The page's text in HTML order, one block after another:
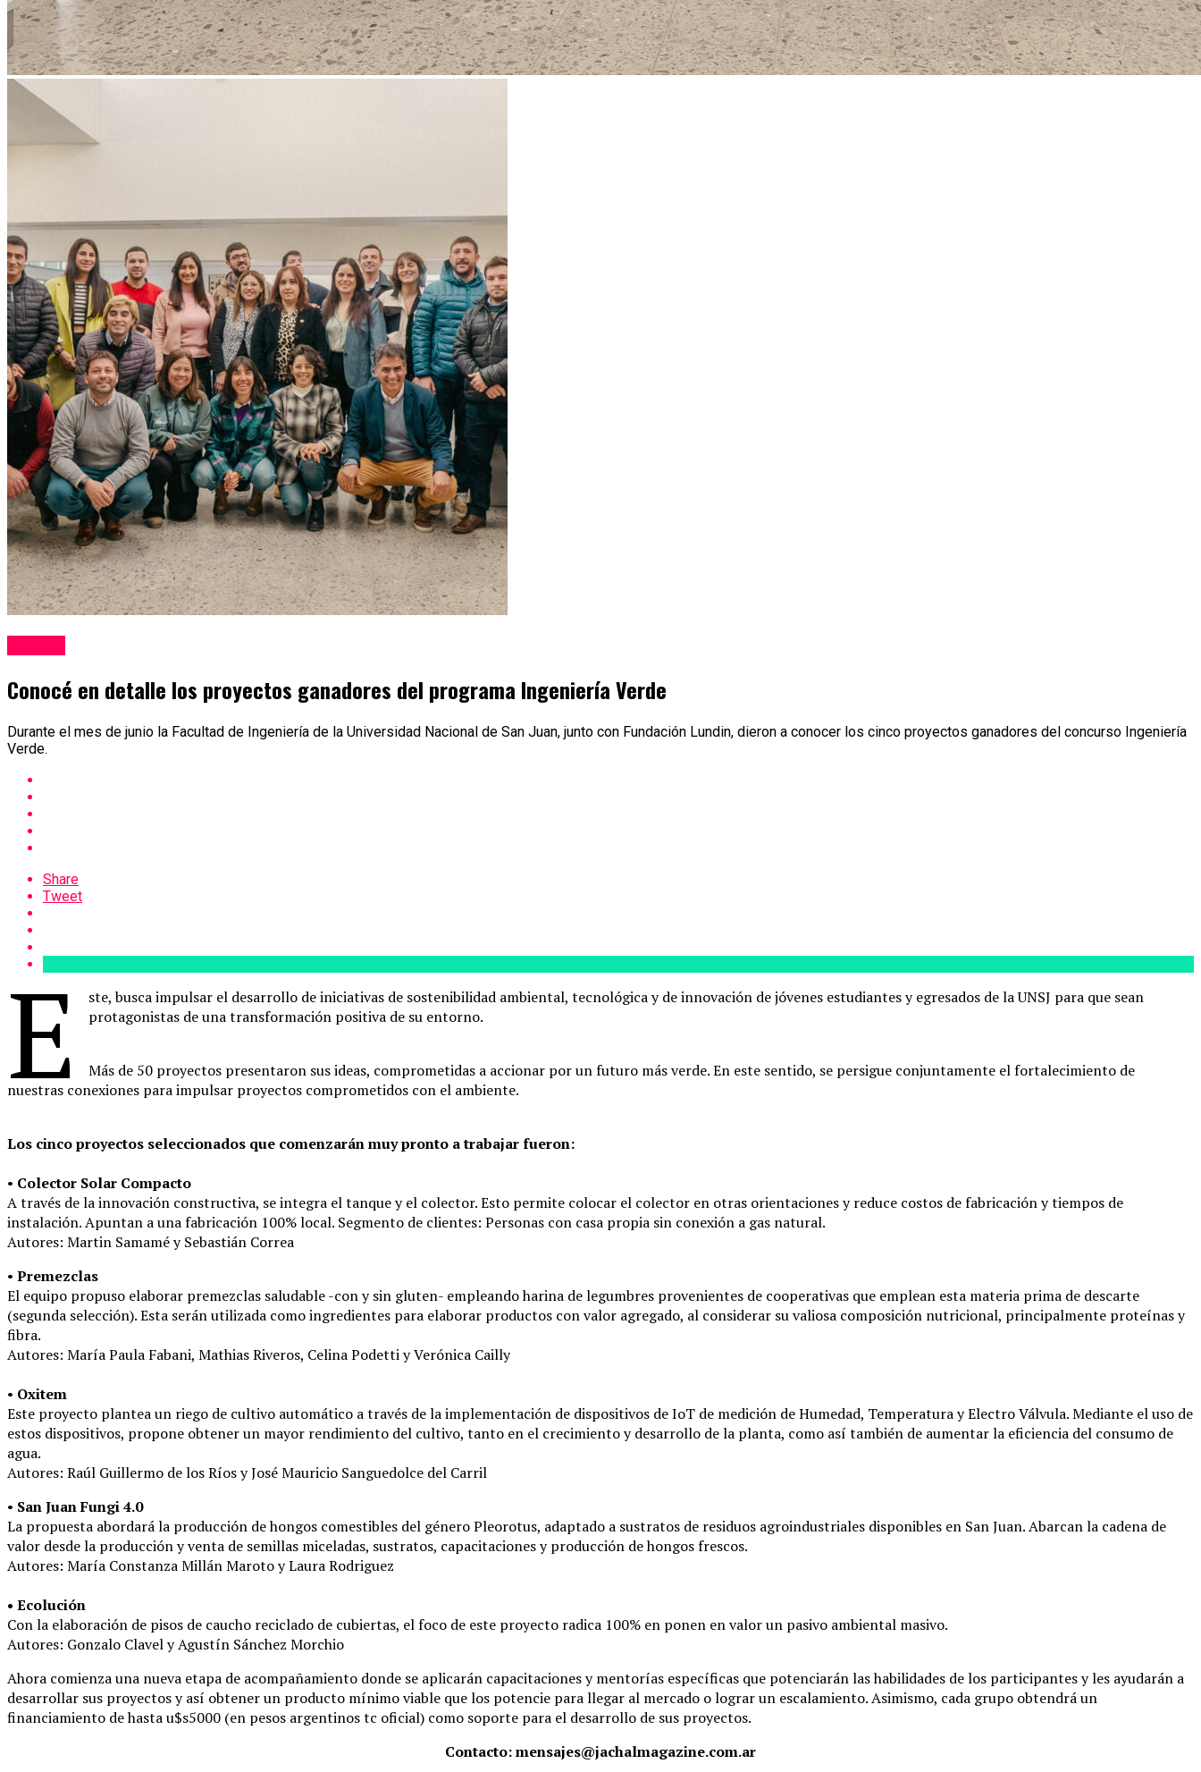
Conocé en detalle los proyectos ganadores del programa Ingeniería Verde
Durante el mes de junio la Facultad de Ingeniería de la Universidad Nacional de San Juan, junto con Fundación Lundin, dieron a conocer los cinco proyectos ganadores del concurso Ingeniería
Verde.
Share
Tweet
E
ste, busca impulsar el desarrollo de iniciativas de sostenibilidad ambiental, tecnológica y de innovación de jóvenes estudiantes y egresados de la UNSJ para que sean
protagonistas de una transformación positiva de su entorno.
Más de 50 proyectos presentaron sus ideas, comprometidas a accionar por un futuro más verde. En este sentido, se persigue conjuntamente el fortalecimiento de
nuestras conexiones para impulsar proyectos comprometidos con el ambiente.
Los cinco proyectos seleccionados que comenzarán muy pronto a trabajar fueron:
• Colector Solar Compacto
A través de la innovación constructiva, se integra el tanque y el colector. Esto permite colocar el colector en otras orientaciones y reduce costos de fabricación y tiempos de
instalación. Apuntan a una fabricación 100% local. Segmento de clientes: Personas con casa propia sin conexión a gas natural.
Autores: Martin Samamé y Sebastián Correa
• Premezclas
El equipo propuso elaborar premezclas saludable -con y sin gluten- empleando harina de legumbres provenientes de cooperativas que emplean esta materia prima de descarte
(segunda selección). Esta serán utilizada como ingredientes para elaborar productos con valor agregado, al considerar su valiosa composición nutricional, principalmente proteínas y
fibra.
Autores: María Paula Fabani, Mathias Riveros, Celina Podetti y Verónica Cailly
• Oxitem
Este proyecto plantea un riego de cultivo automático a través de la implementación de dispositivos de IoT de medición de Humedad, Temperatura y Electro Válvula. Mediante el uso de
estos dispositivos, propone obtener un mayor rendimiento del cultivo, tanto en el crecimiento y desarrollo de la planta, como así también de aumentar la eficiencia del consumo de
agua.
Autores: Raúl Guillermo de los Ríos y José Mauricio Sanguedolce del Carril
• San Juan Fungi 4.0
La propuesta abordará la producción de hongos comestibles del género Pleorotus, adaptado a sustratos de residuos agroindustriales disponibles en San Juan. Abarcan la cadena de
valor desde la producción y venta de semillas miceladas, sustratos, capacitaciones y producción de hongos frescos.
Autores: María Constanza Millán Maroto y Laura Rodriguez
• Ecolución
Con la elaboración de pisos de caucho reciclado de cubiertas, el foco de este proyecto radica 100% en ponen en valor un pasivo ambiental masivo.
Autores: Gonzalo Clavel y Agustín Sánchez Morchio
Ahora comienza una nueva etapa de acompañamiento donde se aplicarán capacitaciones y mentorías específicas que potenciarán las habilidades de los participantes y les ayudarán a
desarrollar sus proyectos y así obtener un producto mínimo viable que los potencie para llegar al mercado o lograr un escalamiento. Asimismo, cada grupo obtendrá un
financiamiento de hasta u$s5000 (en pesos argentinos tc oficial) como soporte para el desarrollo de sus proyectos.
Contacto: mensajes@jachalmagazine.com.ar